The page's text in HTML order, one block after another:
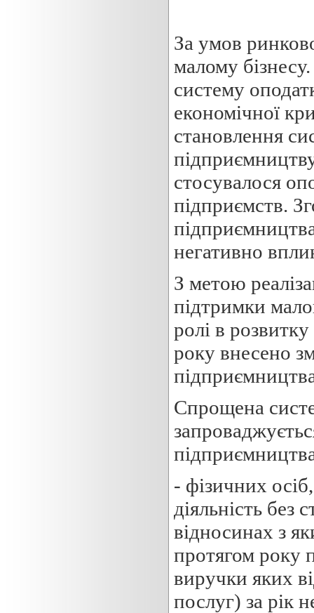
За умов
малому
систему
економічної
становлення
стосувалося
підприємств.
негативно
З метою
підтримки
ролі в
року внесено
Спрощена
- фізичних
діяльність
відносинах з
протягом року
виручки яких
послуг) за рік